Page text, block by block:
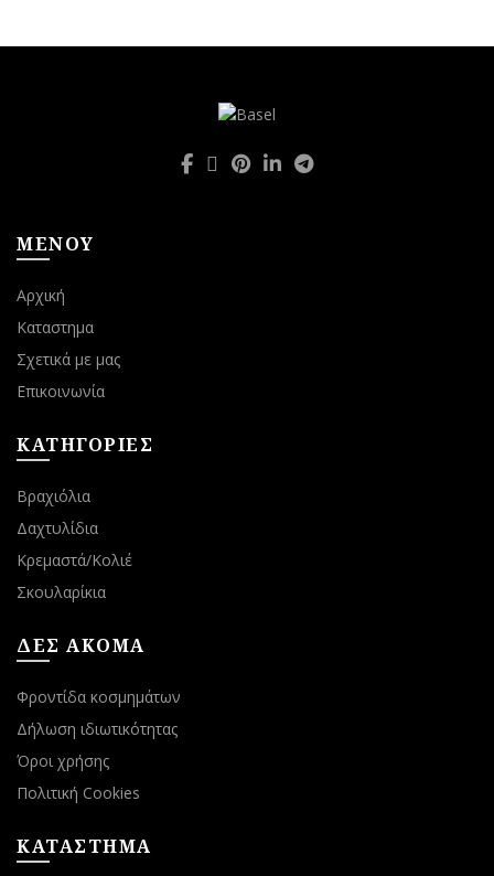
ΜΕΝΟΥ
Αρχική
Καταστημα
Σχετικά με μας
Επικοινωνία
ΚΑΤΗΓΟΡΙΕΣ
Βραχιόλια
Δαχτυλίδια
Κρεμαστά/Κολιέ
Σκουλαρίκια
ΔΕΣ ΑΚΟΜΑ
Φροντίδα κοσμημάτων
Δήλωση ιδιωτικότητας
Όροι χρήσης
Πολιτική Cookies
ΚΑΤΑΣΤΗΜΑ